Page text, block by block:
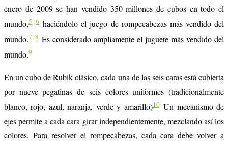
enero de 2009 se han vendido 350 millones de cubos en todo el
mundo,5 6haciéndolo el juego de rompecabezas más vendido del
mundo.7 8 Es considerado ampliamente el juguete más vendido del
mundo.9
En un cubo de Rubik clásico, cada una de las seis caras está cubierta
por nueve pegatinas de seis colores uniformes (tradicionalmente
blanco, rojo, azul, naranja, verde y amarillo)10Un mecanismo de
ejes permite a cada cara girar independientemente, mezclando así los
colores. Para resolver el rompecabezas, cada cara debe volver a